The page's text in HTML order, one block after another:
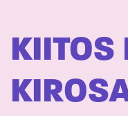
KIITOS